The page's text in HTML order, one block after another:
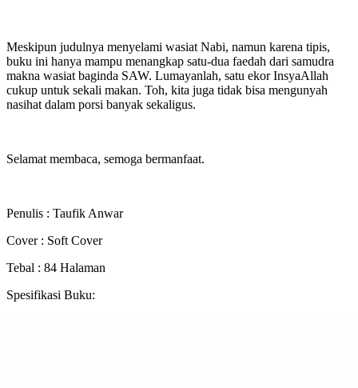
Meskipun judulnya menyelami wasiat Nabi, namun karena tipis,
buku ini hanya mampu menangkap satu-dua faedah dari samudra
makna wasiat baginda SAW. Lumayanlah, satu ekor InsyaAllah
cukup untuk sekali makan. Toh, kita juga tidak bisa mengunyah
nasihat dalam porsi banyak sekaligus.
Selamat membaca, semoga bermanfaat.
Penulis : Taufik Anwar
Cover : Soft Cover
Tebal : 84 Halaman
Spesifikasi Buku: